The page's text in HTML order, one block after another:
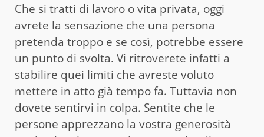
Che si tratti di lavoro o vita privata, oggi
avrete la sensazione che una persona
pretenda troppo e se così, potrebbe essere
un punto di svolta. Vi ritroverete infatti a
stabilire quei limiti che avreste voluto
mettere in atto già tempo fa. Tuttavia non
dovete sentirvi in colpa. Sentite che le
persone apprezzano la vostra generosità